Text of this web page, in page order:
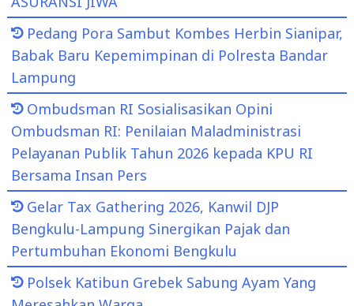
Pedang Pora Sambut Kombes Herbin Sianipar,
Babak Baru Kepemimpinan di Polresta Bandar
Lampung
Ombudsman RI Sosialisasikan Opini
Ombudsman RI: Penilaian Maladministrasi
Pelayanan Publik Tahun 2026 kepada KPU RI
Bersama Insan Pers
Gelar Tax Gathering 2026, Kanwil DJP
Bengkulu-Lampung Sinergikan Pajak dan
Pertumbuhan Ekonomi Bengkulu
Polsek Katibun Grebek Sabung Ayam Yang